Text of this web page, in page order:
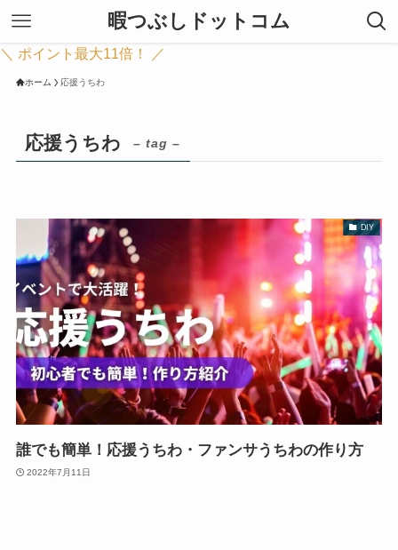
暇つぶしドットコム
＼ ポイント最大11倍！ ／
ホーム 応援うちわ
応援うちわ – tag –
DIY
誰でも簡単！応援うちわ・ファンサうちわの作り方
2022年7月11日